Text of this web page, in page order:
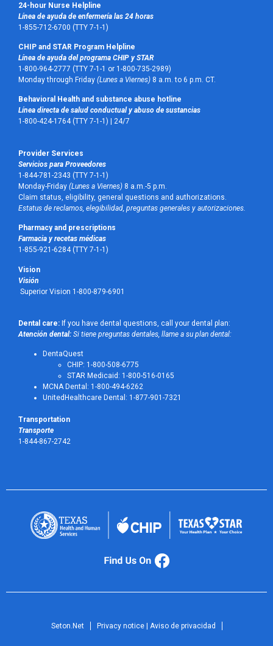
24-hour Nurse Helpline
Línea de ayuda de enfermería las 24 horas
1-855-712-6700 (TTY 7-1-1)
CHIP and STAR Program Helpline
Línea de ayuda del programa CHIP y STAR
1-800-964-2777 (TTY 7-1-1 or 1-800-735-2989)
Monday through Friday (Lunes a Viernes) 8 a.m. to 6 p.m. CT.
Behavioral Health and substance abuse hotline
Línea directa de salud conductual y abuso de sustancias
1-800-424-1764 (TTY 7-1-1) | 24/7
Provider Services
Servicios para Proveedores
1-844-781-2343 (TTY 7-1-1)
Monday-Friday (Lunes a Viernes) 8 a.m.-5 p.m.
Claim status, eligibility, general questions and authorizations.
Estatus de reclamos, elegibilidad, preguntas generales y autorizaciones.
Pharmacy and prescriptions
Farmacia y recetas médicas
1-855-921-6284 (TTY 7-1-1)
Vision
Visión
Superior Vision 1-800-879-6901
Dental care: If you have dental questions, call your dental plan:
Atención dental: Si tiene preguntas dentales, llame a su plan dental:
DentaQuest
CHIP: 1-800-508-6775
STAR Medicaid: 1-800-516-0165
MCNA Dental: 1-800-494-6262
UnitedHealthcare Dental: 1-877-901-7321
Transportation
Transporte
1-844-867-2742
Seton.Net Privacy notice | Aviso de privacidad